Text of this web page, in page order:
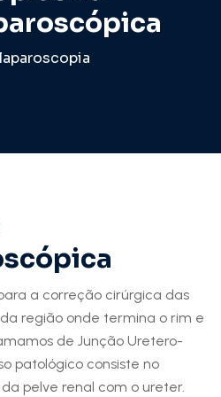
a correção cirúrgica das
região onde termina o rim e
de Junção Uretero-
patológico consiste no
pelve renal com o ureter.